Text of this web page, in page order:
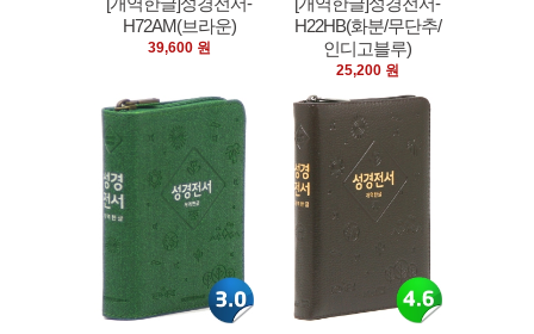
H72AM(브라운)
39,600 원
H22HB(화분/무단추/
인디고블루)
25,200 원